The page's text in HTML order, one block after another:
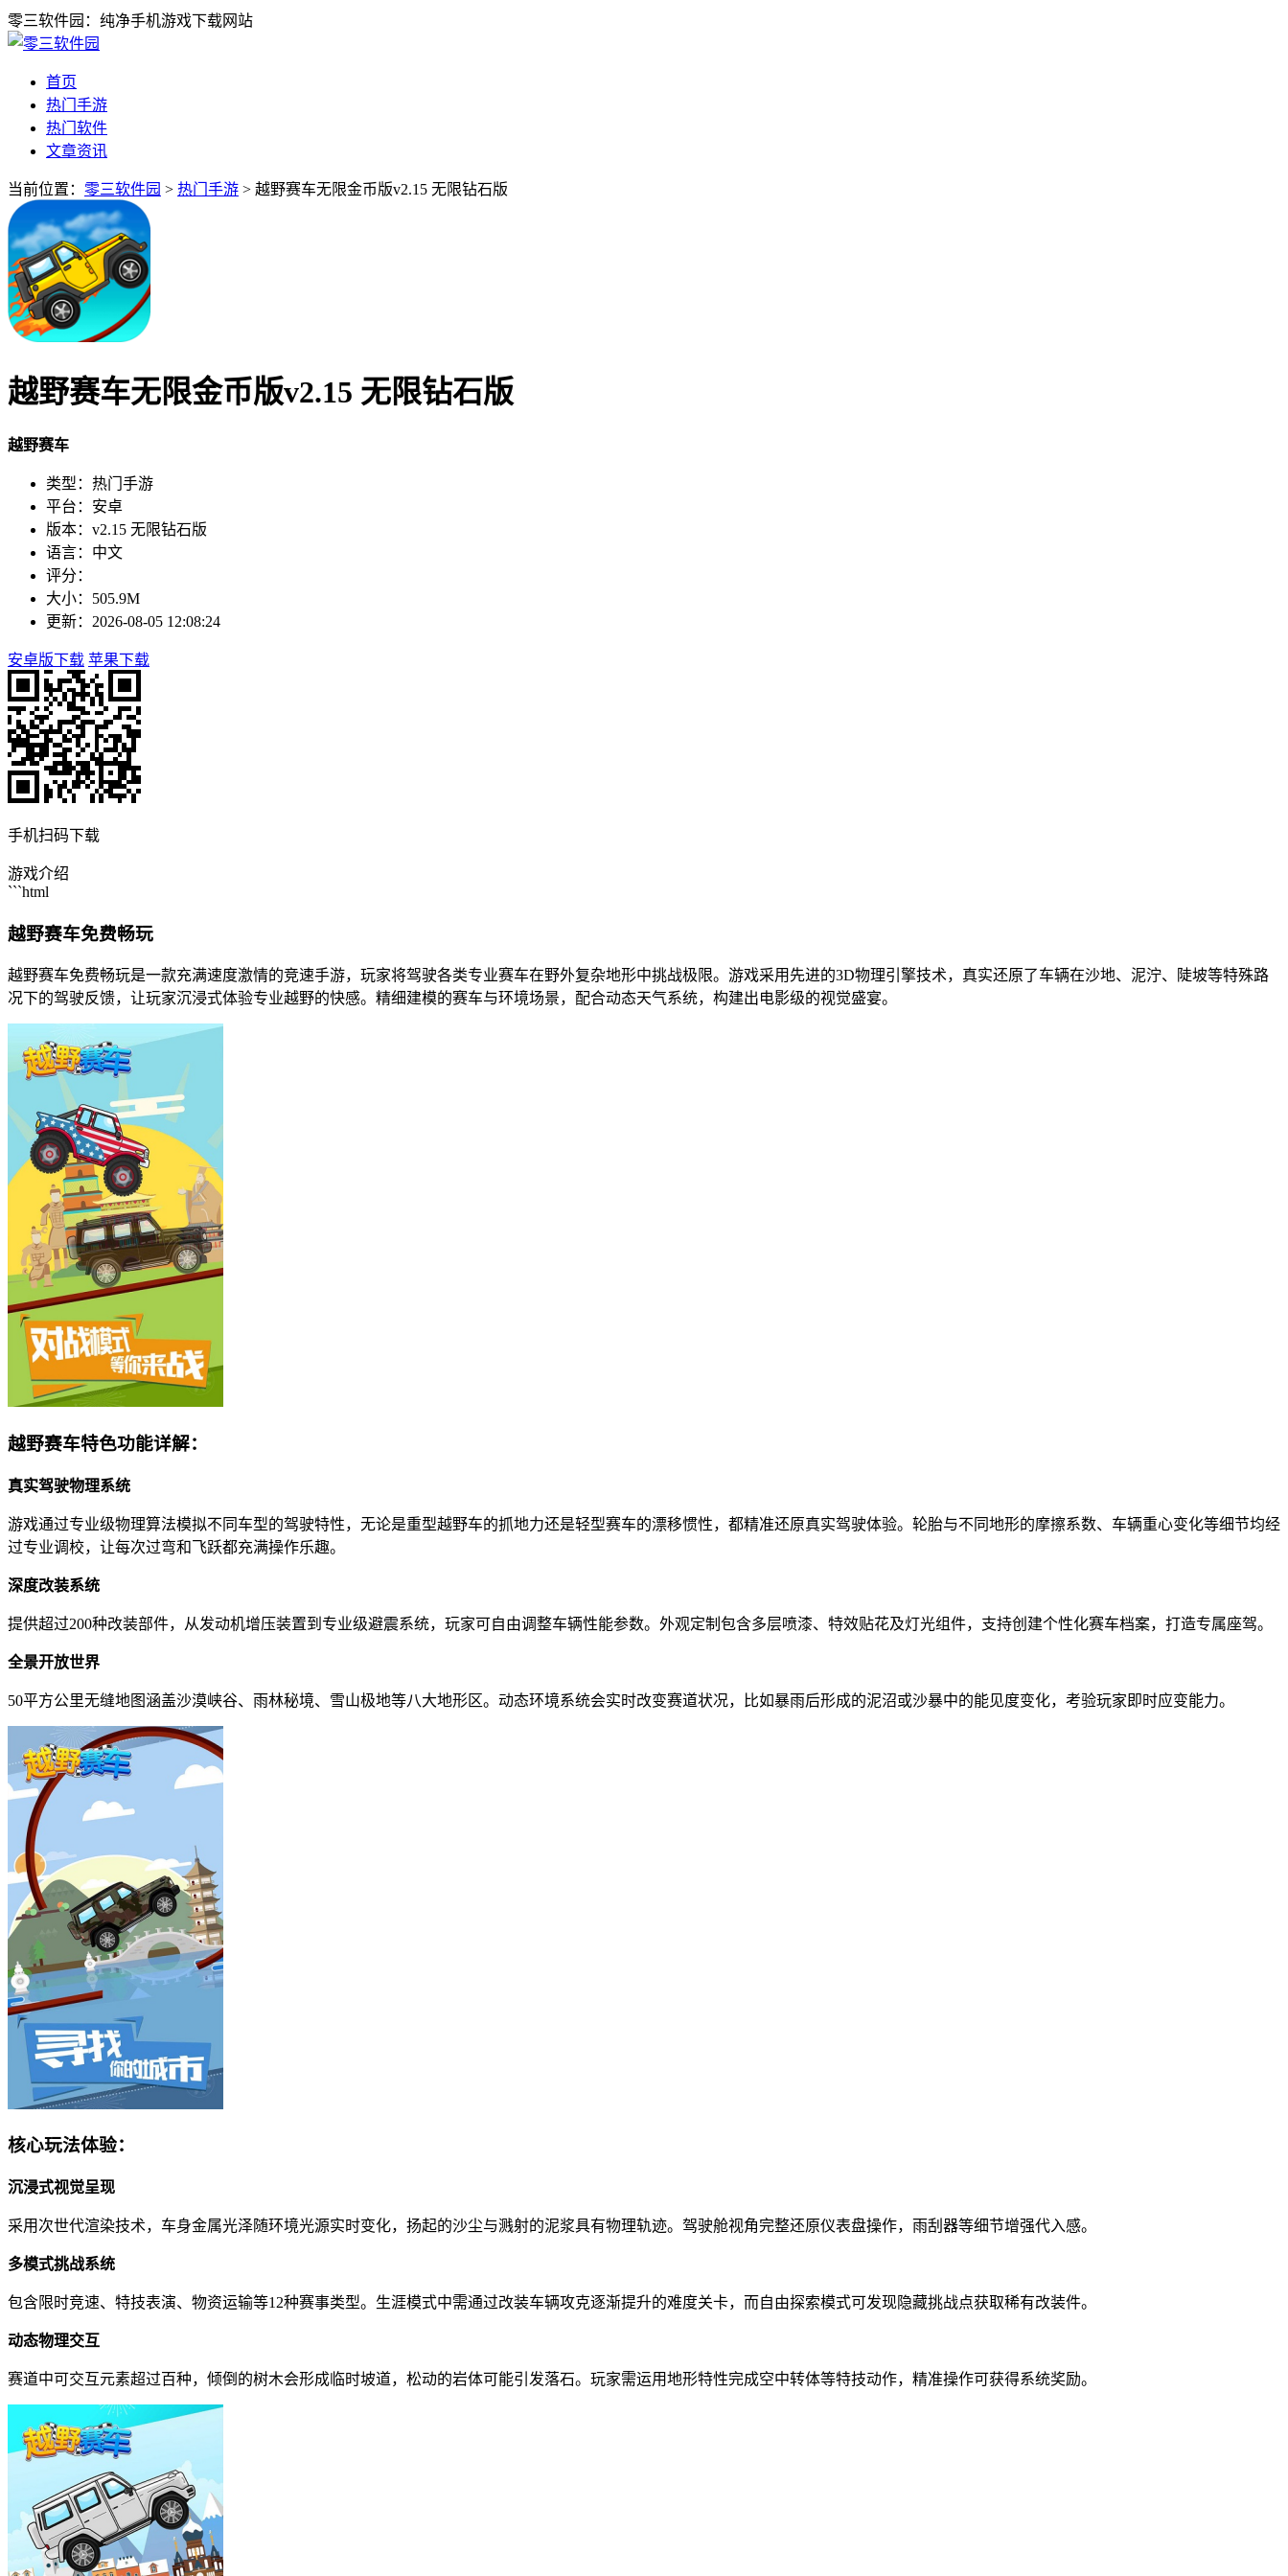
零三软件园：纯净手机游戏下载网站
首页
热门手游
热门软件
文章资讯
当前位置： 零三软件园 > 热门手游 > 越野赛车无限金币版v2.15 无限钻石版
越野赛车无限金币版v2.15 无限钻石版
越野赛车
类型：热门手游
平台：安卓
版本：v2.15 无限钻石版
语言：中文
评分：
大小：505.9M
更新：2026-08-05 12:08:24
安卓版下载 苹果下载
手机扫码下载
游戏介绍
```html
越野赛车免费畅玩
越野赛车免费畅玩是一款充满速度激情的竞速手游，玩家将驾驶各类专业赛车在野外复杂地形中挑战极限。游戏采用先进的3D物理引擎技术，真实还原了车辆在沙地、泥泞、陡坡等特殊路
况下的驾驶反馈，让玩家沉浸式体验专业越野的快感。精细建模的赛车与环境场景，配合动态天气系统，构建出电影级的视觉盛宴。
越野赛车特色功能详解：
真实驾驶物理系统
游戏通过专业级物理算法模拟不同车型的驾驶特性，无论是重型越野车的抓地力还是轻型赛车的漂移惯性，都精准还原真实驾驶体验。轮胎与不同地形的摩擦系数、车辆重心变化等细节均经
过专业调校，让每次过弯和飞跃都充满操作乐趣。
深度改装系统
提供超过200种改装部件，从发动机增压装置到专业级避震系统，玩家可自由调整车辆性能参数。外观定制包含多层喷漆、特效贴花及灯光组件，支持创建个性化赛车档案，打造专属座驾。
全景开放世界
50平方公里无缝地图涵盖沙漠峡谷、雨林秘境、雪山极地等八大地形区。动态环境系统会实时改变赛道状况，比如暴雨后形成的泥沼或沙暴中的能见度变化，考验玩家即时应变能力。
核心玩法体验：
沉浸式视觉呈现
采用次世代渲染技术，车身金属光泽随环境光源实时变化，扬起的沙尘与溅射的泥浆具有物理轨迹。驾驶舱视角完整还原仪表盘操作，雨刮器等细节增强代入感。
多模式挑战系统
包含限时竞速、特技表演、物资运输等12种赛事类型。生涯模式中需通过改装车辆攻克逐渐提升的难度关卡，而自由探索模式可发现隐藏挑战点获取稀有改装件。
动态物理交互
赛道中可交互元素超过百种，倾倒的树木会形成临时坡道，松动的岩体可能引发落石。玩家需运用地形特性完成空中转体等特技动作，精准操作可获得系统奖励。